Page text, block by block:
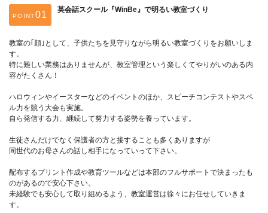
POINT
英会話スクール『WinBe』で明るい教室づくり
教室の｢顔｣として、子供たちを見守りながら明るい教室づくりをお願いしま
す。
特に難しい業務はありませんが、教室管理という楽しくてやりがいのある内
容がたくさん！
ハロウィンやイースターなどのイベントのほか、スピーチコンテストやスペ
ル力を競う大会も実施。
自ら発信する力、継続して努力する姿勢を養っています。
生徒さんだけでなく保護者の方と接することも多くありますが
同世代のお母さんの話し相手になっていって下さい。
配布するプリント作成や教育ツールなどは本部のフルサポートで決まったも
のがあるので安心下さい。
未経験でも安心して取り組めるよう、教室運営は徐々にお任せしていきま
す。